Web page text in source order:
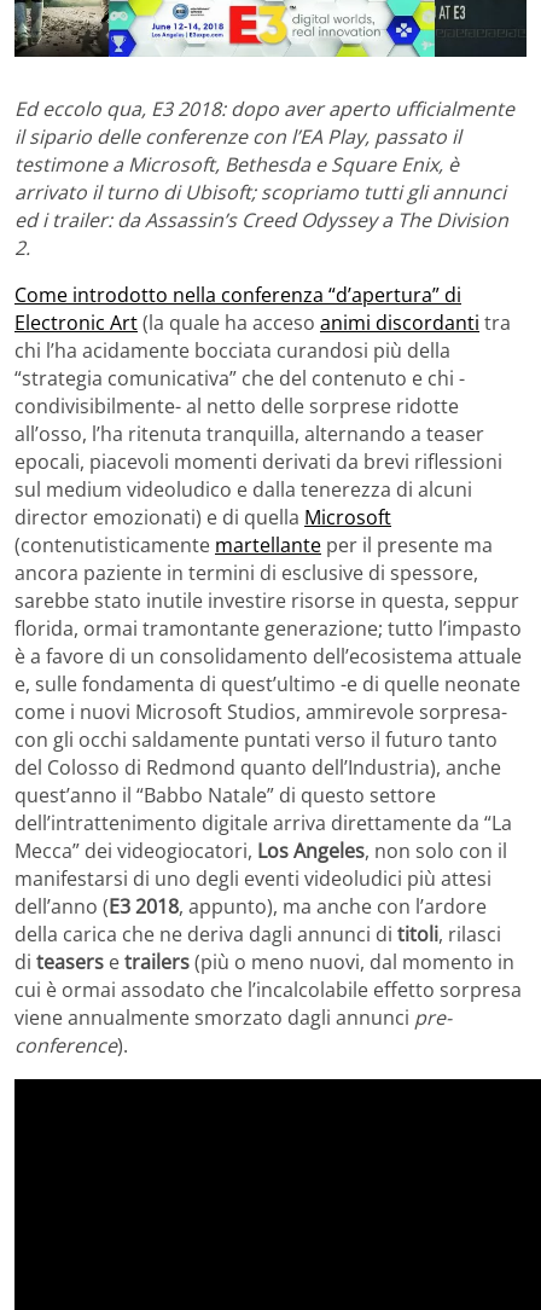
Ed eccolo qua, E3 2018: dopo aver aperto ufficialmente
il sipario delle conferenze con l’EA Play, passato il
testimone a Microsoft, Bethesda e Square Enix, è
arrivato il turno di Ubisoft; scopriamo tutti gli annunci
ed i trailer: da Assassin’s Creed Odyssey a The Division
2.
Come introdotto nella conferenza “d’apertura” di
Electronic Art(la quale ha acceso animi discordanti tra
chi l’ha acidamente bocciata curandosi più della
“strategia comunicativa” che del contenuto e chi -
condivisibilmente- al netto delle sorprese ridotte
all’osso, l’ha ritenuta tranquilla, alternando a teaser
epocali, piacevoli momenti derivati da brevi riflessioni
sul medium videoludico e dalla tenerezza di alcuni
director emozionati) e di quella Microsoft
(contenutisticamente martellante per il presente ma
ancora paziente in termini di esclusive di spessore,
sarebbe stato inutile investire risorse in questa, seppur
florida, ormai tramontante generazione; tutto l’impasto
è a favore di un consolidamento dell’ecosistema attuale
e, sulle fondamenta di quest’ultimo -e di quelle neonate
come i nuovi Microsoft Studios, ammirevole sorpresa-
con gli occhi saldamente puntati verso il futuro tanto
del Colosso di Redmond quanto dell’Industria), anche
quest’anno il “Babbo Natale” di questo settore
dell’intrattenimento digitale arriva direttamente da “La
Mecca” dei videogiocatori, Los Angeles, non solo con il
manifestarsi di uno degli eventi videoludici più attesi
dell’anno (E3 2018, appunto), ma anche con l’ardore
della carica che ne deriva dagli annunci di titoli, rilasci
di teasers etrailers(più o meno nuovi, dal momento in
cui è ormai assodato che l’incalcolabile effetto sorpresa
viene annualmente smorzato dagli annunci pre-
conference).